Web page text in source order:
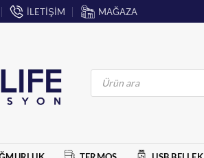
İLETİŞİM MAĞAZA
Products
search